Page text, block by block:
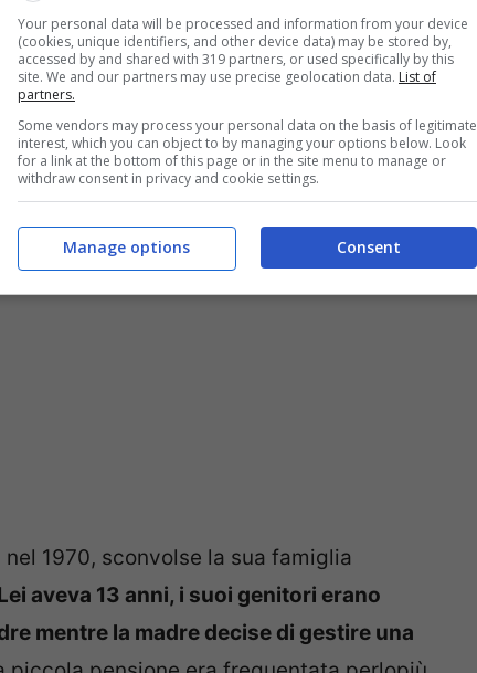
l’omicidio della madre.
barbaramente sette donne:qualche
la foto di mia madre tra quelle uccise
di Milano”“, ha così esordito l’ex
1970, sconvolse la sua famiglia
aveva 13 anni, i suoi genitori erano
mentre la madre decise di gestire una
Your personal data will be processed and information from your device
(cookies, unique identifiers, and other device data) may be stored by,
accessed by and shared with 319 partners, or used specifically by this
site. We and our partners may use precise geolocation data. List of
partners.
Some vendors may process your personal data on the basis of legitimate
interest, which you can object to by managing your options below. Look
for a link at the bottom of this page or in the site menu to manage or
withdraw consent in privacy and cookie settings.
Consent
Manage options